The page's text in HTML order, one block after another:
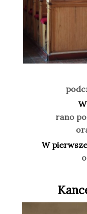
rano
W